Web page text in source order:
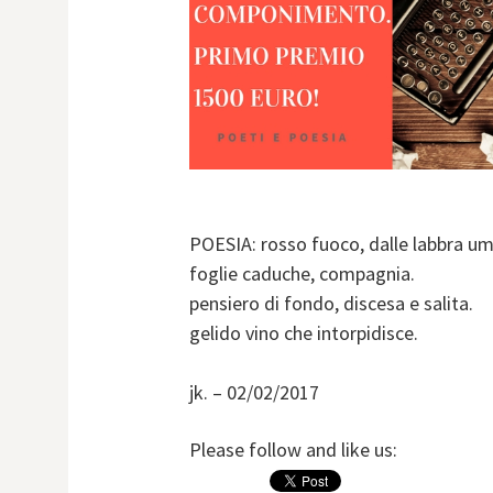
POESIA: rosso fuoco, dalle labbra
foglie caduche, compagnia.
pensiero di fondo, discesa e salita.
gelido vino che intorpidisce.
jk. – 02/02/2017
Please follow and like us: